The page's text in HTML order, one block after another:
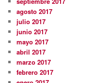
agosto 2017
julio 2017
junio 2017
mayo 2017
abril 2017
marzo 2017
febrero 2017